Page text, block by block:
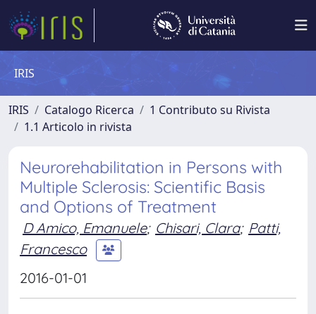
IRIS
IRIS Catalogo Ricerca
1 Contributo su Rivista
1.1 Articolo in rivista
Neurorehabilitation in Persons with
Multiple Sclerosis: Scientific Basis
and Options of Treatment
D Amico, Emanuele; Chisari, Clara; Patti,
Francesco
2016-01-01